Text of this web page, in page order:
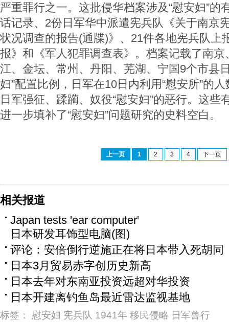
严重罪行之一。这批侵华档案涉及“慰安妇”的
话记录、2份日军华中派遣宪兵队《关于南京
状况调查的报告(通牒)》、21件各地宪兵队上
报》和《军人犯罪调查表》。档案记载了南
江、金坛、常州、丹阳、芜湖、宁国9个市县
妇”配置比例，日军在10日内利用“慰安所”的
日军强征、蹂躏、奴役“慰安妇”的恶行。这些
进一步填补了“慰安妇”问题研究的史料空白。
上一页 1 2 3 4 下一页
相关报道
Japan tests 'ear computer'
日本研发耳饰型电脑(图)
评论：安倍倒行逆施正在将日本带入死胡同
日本3月贸易赤字创历史新高
日本去年对东南亚投资远超对华投资
日本开建离钓鱼岛最近雷达监视基地
标签： 慰安妇 宪兵队 1941年 移民侵略 日军兽行